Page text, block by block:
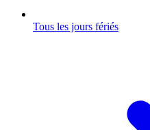
Tous les jours fériés